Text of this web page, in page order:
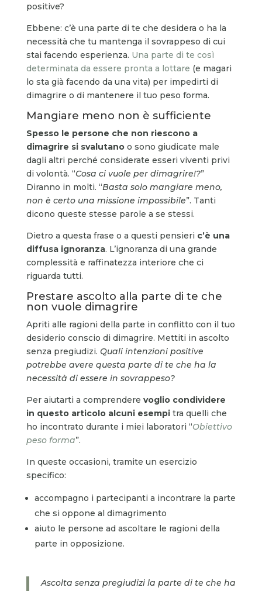
positive?
Ebbene: c’è una parte di te che desidera o ha la
necessità che tu mantenga il sovrappeso di cui
stai facendo esperienza. Una parte di te così
determinata da essere pronta a lottare (e magari
lo sta già facendo da una vita) per impedirti di
dimagrire o di mantenere il tuo peso forma.
Mangiare meno non è sufficiente
Spesso le persone che non riescono a
dimagrire si svalutanoo sono giudicate male
dagli altri perché considerate esseri viventi privi
di volontà. “Cosa ci vuole per dimagrire!?”
Diranno in molti. “Basta solo mangiare meno,
non è certo una missione impossibile”. Tanti
dicono queste stesse parole a se stessi.
Dietro a questa frase o a questi pensieri c’è una
diffusa ignoranza. L’ignoranza di una grande
complessità e raffinatezza interiore che ci
riguarda tutti.
Prestare ascolto alla parte di te che
non vuole dimagrire
Apriti alle ragioni della parte in conflitto con il tuo
desiderio conscio di dimagrire. Mettiti in ascolto
senza pregiudizi. Quali intenzioni positive
potrebbe avere questa parte di te che ha la
necessità di essere in sovrappeso?
Per aiutarti a comprendere voglio condividere
in questo articolo alcuni esempitra quelli che
ho incontrato durante i miei laboratori “Obiettivo
peso forma”.
In queste occasioni, tramite un esercizio
specifico:
accompagno i partecipanti a incontrare la parte
che si oppone al dimagrimento
aiuto le persone ad ascoltare le ragioni della
parte in opposizione.
Ascolta senza pregiudizi la parte di te che ha